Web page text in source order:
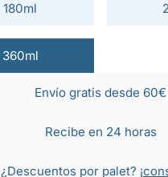
180ml
360ml
Envío gratis desde 60€
Recibe en 24 horas
¿Descuentos por palet?